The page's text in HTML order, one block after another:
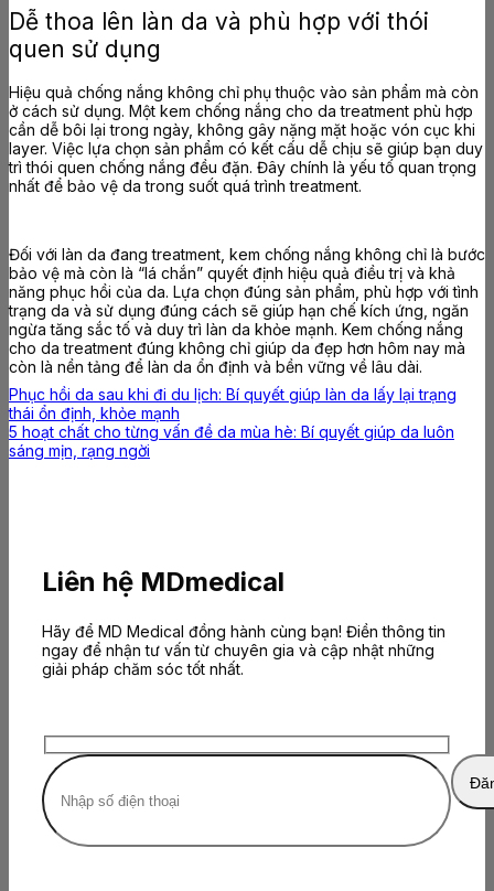
Dễ thoa lên làn da và phù hợp với thói
quen sử dụng
Hiệu quả chống nắng không chỉ phụ thuộc vào sản phẩm mà còn
ở cách sử dụng. Một kem chống nắng cho da treatment phù hợp
cần dễ bôi lại trong ngày, không gây nặng mặt hoặc vón cục khi
layer. Việc lựa chọn sản phẩm có kết cấu dễ chịu sẽ giúp bạn duy
trì thói quen chống nắng đều đặn. Đây chính là yếu tố quan trọng
nhất để bảo vệ da trong suốt quá trình treatment.
Đối với làn da đang treatment, kem chống nắng không chỉ là bước
bảo vệ mà còn là “lá chắn” quyết định hiệu quả điều trị và khả
năng phục hồi của da. Lựa chọn đúng sản phẩm, phù hợp với tình
trạng da và sử dụng đúng cách sẽ giúp hạn chế kích ứng, ngăn
ngừa tăng sắc tố và duy trì làn da khỏe mạnh. Kem chống nắng
cho da treatment đúng không chỉ giúp da đẹp hơn hôm nay mà
còn là nền tảng để làn da ổn định và bền vững về lâu dài.
Phục hồi da sau khi đi du lịch: Bí quyết giúp làn da lấy lại trạng
thái ổn định, khỏe mạnh
5 hoạt chất cho từng vấn đề da mùa hè: Bí quyết giúp da luôn
sáng mịn, rạng ngời
Liên hệ MDmedical
Hãy để MD Medical đồng hành cùng bạn! Điền thông tin
ngay để nhận tư vấn từ chuyên gia và cập nhật những
giải pháp chăm sóc tốt nhất.